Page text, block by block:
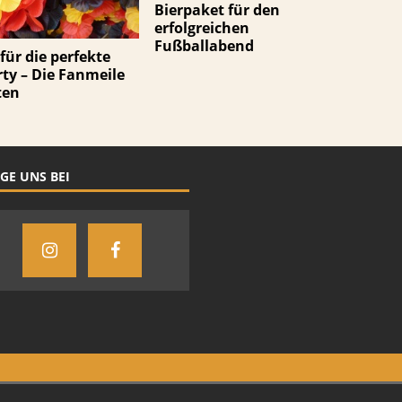
die perfekte
– Die Fanmeile
Bierpaket für den
erfolgreichen
Fußballabend
UNS BEI